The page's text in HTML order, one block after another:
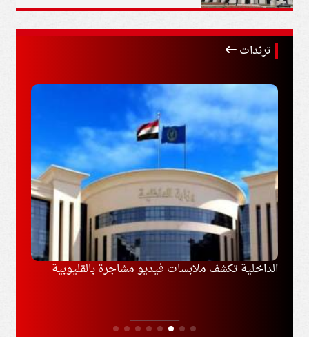
ترندات
الداخلية تكشف ملابسات فيديو مشاجرة بالقليوبية